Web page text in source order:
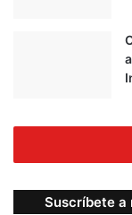
Suscríbete a